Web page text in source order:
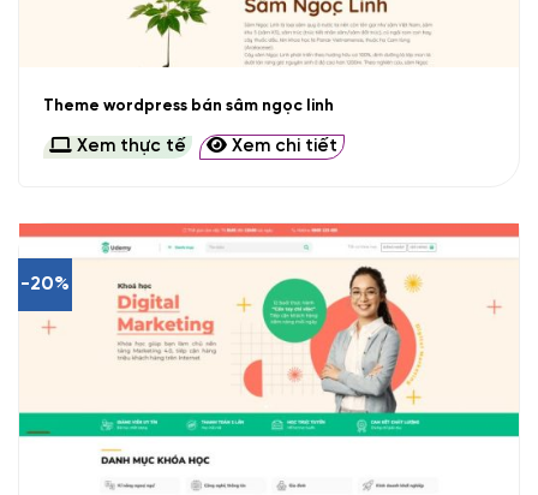
Theme wordpress bán sâm ngọc linh
Xem thực tế Xem chi tiết
-20%